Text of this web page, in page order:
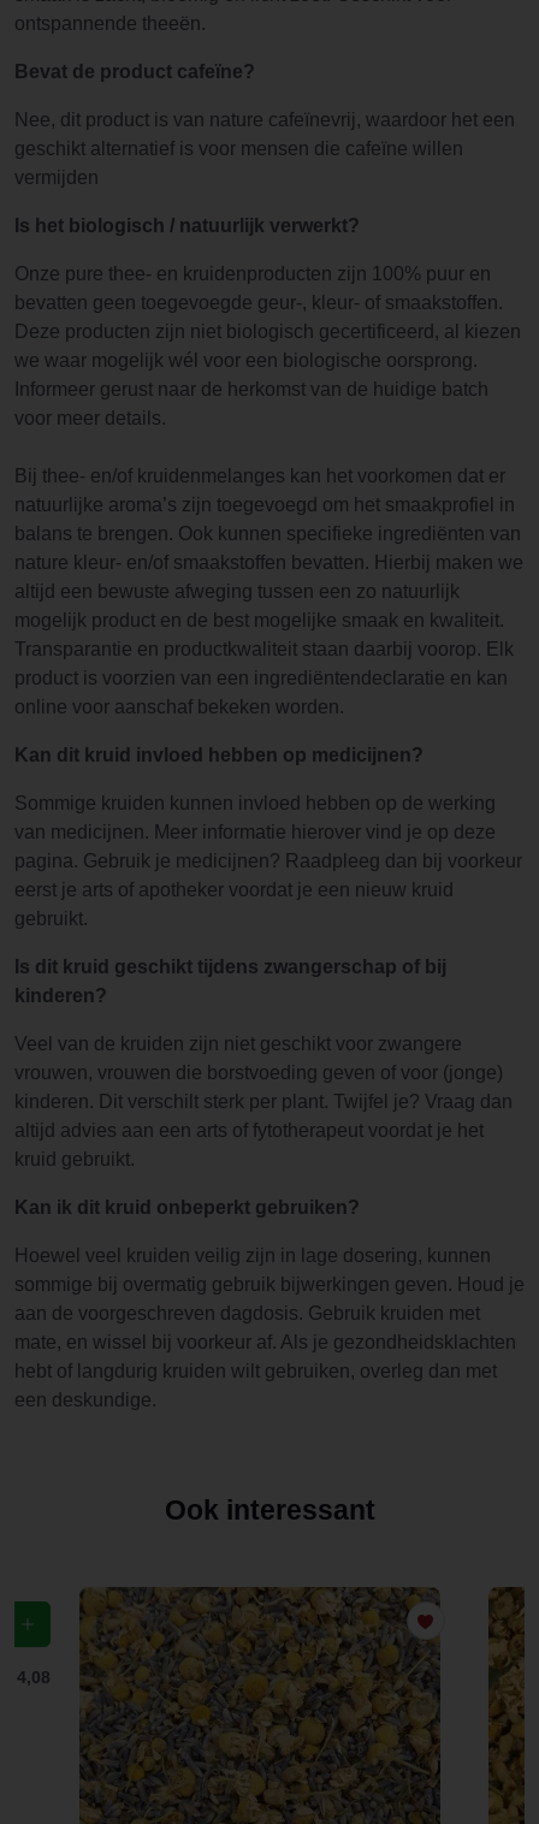
ontspannende theeën.
Bevat de product cafeïne?
Nee, dit product is van nature cafeïnevrij, waardoor het een
geschikt alternatief is voor mensen die cafeïne willen
vermijden
Is het biologisch / natuurlijk verwerkt?
Onze pure thee- en kruidenproducten zijn 100% puur en
bevatten geen toegevoegde geur-, kleur- of smaakstoffen.
Deze producten zijn niet biologisch gecertificeerd, al kiezen
we waar mogelijk wél voor een biologische oorsprong.
Informeer gerust naar de herkomst van de huidige batch
voor meer details.
Bij thee- en/of kruidenmelanges kan het voorkomen dat er
natuurlijke aroma’s zijn toegevoegd om het smaakprofiel in
balans te brengen. Ook kunnen specifieke ingrediënten van
nature kleur- en/of smaakstoffen bevatten. Hierbij maken we
altijd een bewuste afweging tussen een zo natuurlijk
mogelijk product en de best mogelijke smaak en kwaliteit.
Transparantie en productkwaliteit staan daarbij voorop. Elk
product is voorzien van een ingrediëntendeclaratie en kan
online voor aanschaf bekeken worden.
Kan dit kruid invloed hebben op medicijnen?
Sommige kruiden kunnen invloed hebben op de werking
van medicijnen. Meer informatie hierover vind je op deze
pagina. Gebruik je medicijnen? Raadpleeg dan bij voorkeur
eerst je arts of apotheker voordat je een nieuw kruid
gebruikt.
Is dit kruid geschikt tijdens zwangerschap of bij
kinderen?
Veel van de kruiden zijn niet geschikt voor zwangere
vrouwen, vrouwen die borstvoeding geven of voor (jonge)
kinderen. Dit verschilt sterk per plant. Twijfel je? Vraag dan
altijd advies aan een arts of fytotherapeut voordat je het
kruid gebruikt.
Kan ik dit kruid onbeperkt gebruiken?
Hoewel veel kruiden veilig zijn in lage dosering, kunnen
sommige bij overmatig gebruik bijwerkingen geven. Houd je
aan de voorgeschreven dagdosis. Gebruik kruiden met
mate, en wissel bij voorkeur af. Als je gezondheidsklachten
hebt of langdurig kruiden wilt gebruiken, overleg dan met
een deskundige.
Ook interessant
€ 4,08